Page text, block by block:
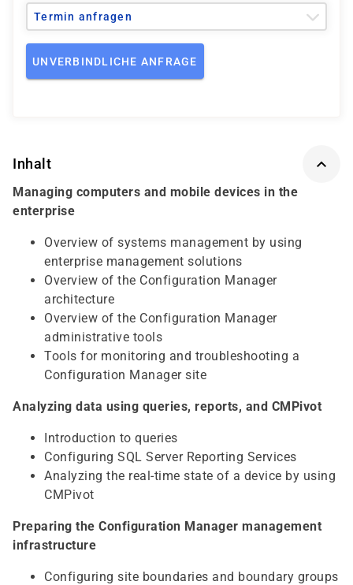
Termin anfragen
UNVERBINDLICHE ANFRAGE
Inhalt
Managing computers and mobile devices in the
enterprise
Overview of systems management by using
enterprise management solutions
Overview of the Configuration Manager
architecture
Overview of the Configuration Manager
administrative tools
Tools for monitoring and troubleshooting a
Configuration Manager site
Analyzing data using queries, reports, and CMPivot
Introduction to queries
Configuring SQL Server Reporting Services
Analyzing the real-time state of a device by using
CMPivot
Preparing the Configuration Manager management
infrastructure
Configuring site boundaries and boundary groups